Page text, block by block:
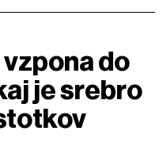
do
je srebro